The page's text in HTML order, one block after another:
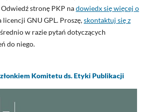
stronę PKP nadowiedx się więcej o
licencji GNU GPL. Proszę,skontaktuj się z
w razie pytań dotyczących
do niego.
Komitetu ds. Etyki Publikacji